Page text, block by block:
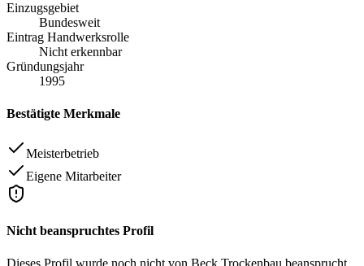
Einzugsgebiet
Bundesweit
Eintrag Handwerksrolle
Nicht erkennbar
Gründungsjahr
1995
Bestätigte Merkmale
Meisterbetrieb
Eigene Mitarbeiter
Nicht beanspruchtes Profil
Dieses Profil wurde noch nicht von Beck Trockenbau beansprucht.